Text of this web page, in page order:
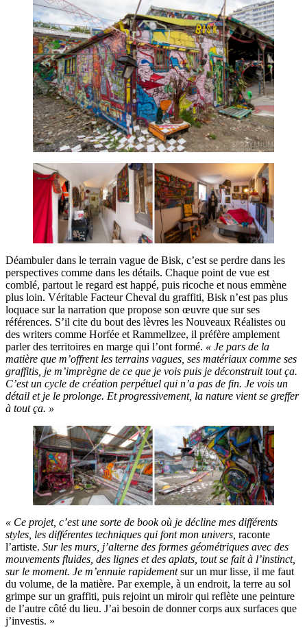
Déambuler dans le terrain vague de Bisk, c’est se perdre dans les
perspectives comme dans les détails. Chaque point de vue est
comblé, partout le regard est happé, puis ricoche et nous emmène
plus loin. Véritable Facteur Cheval du graffiti, Bisk n’est pas plus
loquace sur la narration que propose son œuvre que sur ses
références. S’il cite du bout des lèvres les Nouveaux Réalistes ou
des writers comme Horfée et Rammellzee, il préfère amplement
parler des territoires en marge qui l’ont formé. « Je pars de la
matière que m’offrent les terrains vagues, ses matériaux comme ses
graffitis, je m’imprègne de ce que je vois puis je déconstruit tout ça.
C’est un cycle de création perpétuel qui n’a pas de fin. Je vois un
détail et je le prolonge. Et progressivement, la nature vient se greffer
à tout ça. »
« Ce projet, c’est une sorte de book où je décline mes différents
styles, les différentes techniques qui font mon univers, raconte
l’artiste. Sur les murs, j’alterne des formes géométriques avec des
mouvements fluides, des lignes et des aplats, tout se fait à l’instinct,
sur le moment. Je m’ennuie rapidementsur un mur lisse, il me faut
du volume, de la matière. Par exemple, à un endroit, la terre au sol
grimpe sur un graffiti, puis rejoint un miroir qui reflète une peinture
de l’autre côté du lieu. J’ai besoin de donner corps aux surfaces que
j’investis. »